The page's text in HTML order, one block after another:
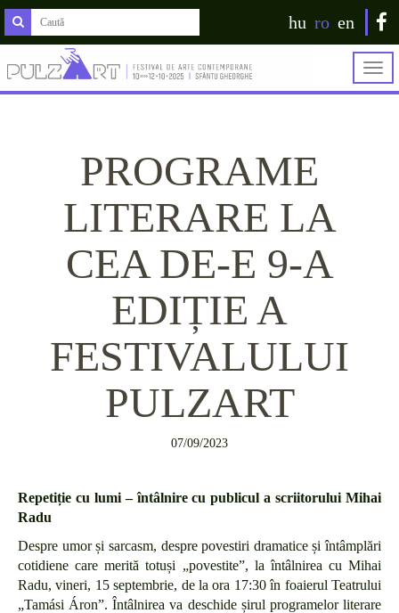
hu ro en
PROGRAME
LITERARE LA
CEA DE-E 9-A
EDIȚIE A
FESTIVALULUI
PULZART
07/09/2023
Repetiție cu lumi – întâlnire cu publicul a scriitorului Mihai
Radu
Despre umor și sarcasm, despre povestiri dramatice și întâmplări
cotidiene care merită totuși „povestite”, la întâlnirea cu Mihai
Radu, vineri, 15 septembrie, de la ora 17:30 în foaierul Teatrului
„Tamási Áron”. Întâlnirea va deschide șirul programelor literare